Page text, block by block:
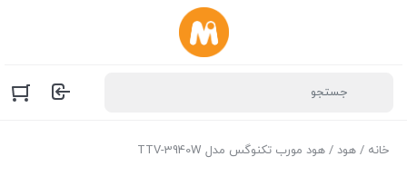
خانه / هود / هود مورب تکنوگس مدل TTV-3940W